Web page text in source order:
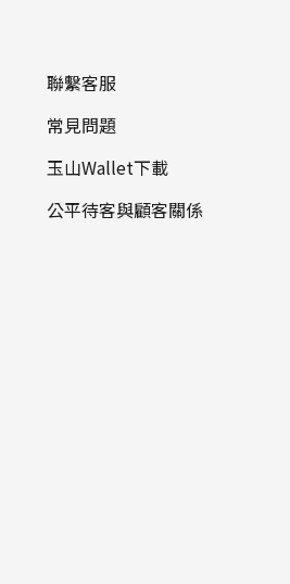
聯繫客服
常見問題
玉山Wallet下載
公平待客與顧客關係